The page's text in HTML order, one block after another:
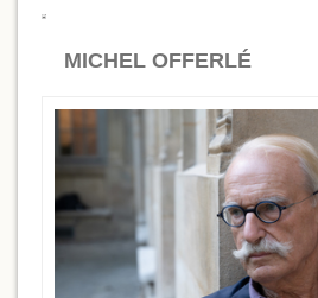
MICHEL OFFERLÉ